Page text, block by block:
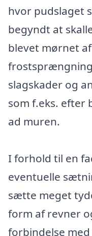
hvor pudslaget
begyndt at
blevet mørnet
slagskader og
som f.eks. efter
ad muren.
I forhold til en
eventuelle
sætte meget
form af revner
forbindelse